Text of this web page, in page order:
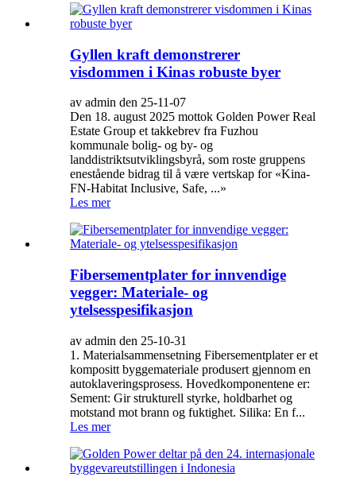
Gyllen kraft demonstrerer
visdommen i Kinas robuste byer
av admin den 25-11-07
Den 18. august 2025 mottok Golden Power Real
Estate Group et takkebrev fra Fuzhou
kommunale bolig- og by- og
landdistriktsutviklingsbyrå, som roste gruppens
enestående bidrag til å være vertskap for «Kina-
FN-Habitat Inclusive, Safe, ...»
Les mer
Fibersementplater for innvendige
vegger: Materiale- og
ytelsesspesifikasjon
av admin den 25-10-31
1. Materialsammensetning Fibersementplater er et
kompositt byggemateriale produsert gjennom en
autoklaveringsprosess. Hovedkomponentene er:
Sement: Gir strukturell styrke, holdbarhet og
motstand mot brann og fuktighet. Silika: En f...
Les mer